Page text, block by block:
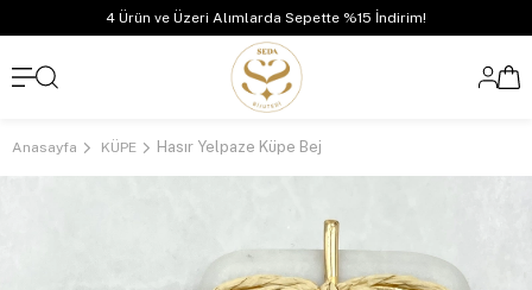
4 Ürün ve Üzeri Alımlarda Sepette %15 İndirim!
Anasayfa KÜPE Hasır Yelpaze Küpe Bej